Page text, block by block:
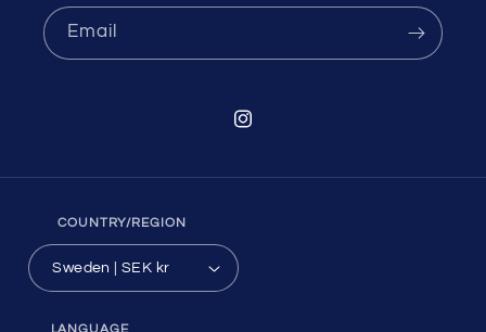
Email
Instagram
COUNTRY/REGION
Sweden | SEK kr
LANGUAGE